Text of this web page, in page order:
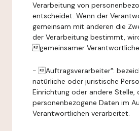
Verarbeitung von
entscheidet. Wenn der
gemeinsam mit anderen die
der Verarbeitung bestimmt,
gemeinsamer
- Auftragsverarbeiter":
natürliche oder juristische
Einrichtung oder andere Stelle,
personenbezogene Daten im
Verantwortlichen verarbeitet.